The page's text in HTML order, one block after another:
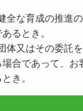
全な育成の推進
るとき。
体又はその委託
合であって、
き。